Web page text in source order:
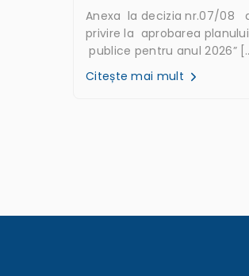
Anexa la decizia nr.07/08
privire la aprobarea
publice pentru anul 2026”
Citește mai mult